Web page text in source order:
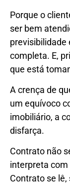
Porque o
ser bem
previsibilidade
completa. E,
que está
A crença de
um equívoco
imobiliário, a
disfarça.
Contrato não
interpreta
Contrato se lê,